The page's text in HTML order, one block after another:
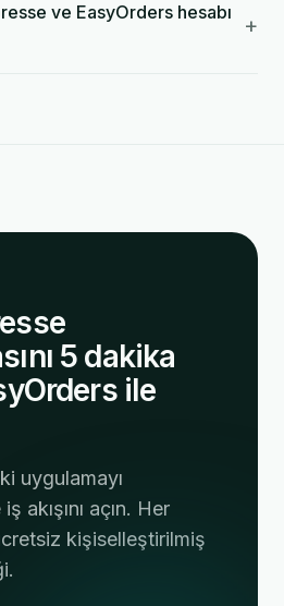
ve EasyOrders hesabı
+
5 dakika
ile
uygulamayı
akışını açın. Her
kişiselleştirilmiş